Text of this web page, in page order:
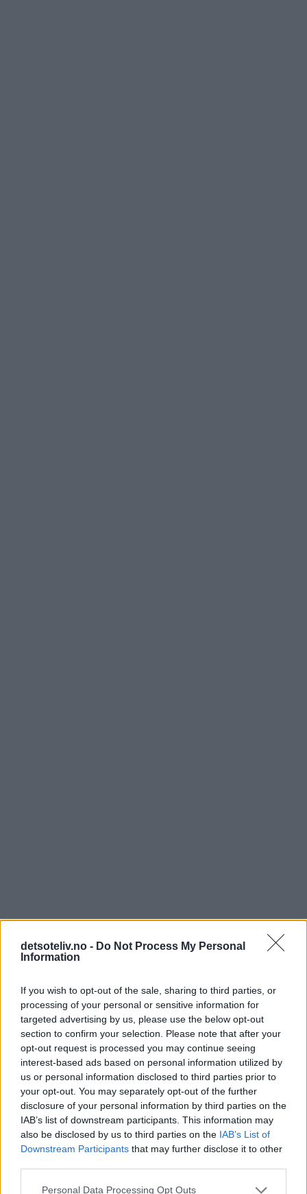
detsoteliv.no - Do Not Process My Personal
Information
If you wish to opt-out of the sale, sharing to third parties, or
processing of your personal or sensitive information for
targeted advertising by us, please use the below opt-out
section to confirm your selection. Please note that after your
opt-out request is processed you may continue seeing
interest-based ads based on personal information utilized by
us or personal information disclosed to third parties prior to
your opt-out. You may separately opt-out of the further
disclosure of your personal information by third parties on the
IAB’s list of downstream participants. This information may
also be disclosed by us to third parties on the IAB’s List of
Downstream Participants that may further disclose it to other
Personal Data Processing Opt Outs